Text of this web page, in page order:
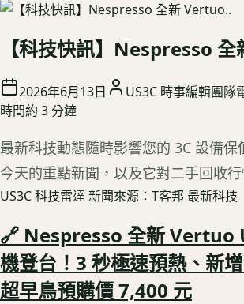
【科技快訊】Nespresso
2026年6月13日 US3C 時事編輯團隊
時間約 3分鐘
最新科技動態隨時影響您的 3C 設備保
今天的重點新聞，以及它對二手回收行
US3C 科技雷達 新聞來源：T客邦 最新科技
🔗 Nespresso 全新 Vertuo
機登台！3 秒極速預熱、新
超早鳥預購價 7,400 元